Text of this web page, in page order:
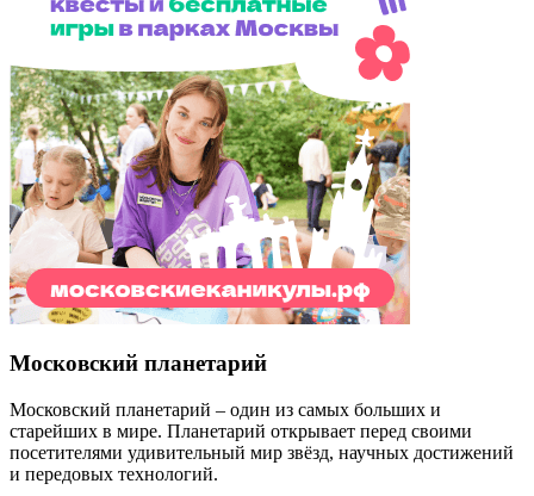
Московский планетарий
Московский планетарий – один из самых больших и
старейших в мире. Планетарий открывает перед своими
посетителями удивительный мир звёзд, научных достижений
и передовых технологий.